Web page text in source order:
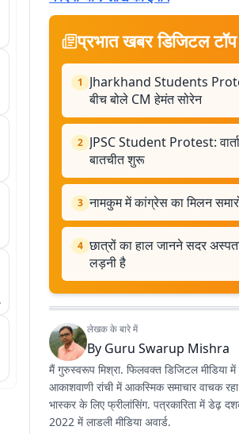
प्रभात खबर डिजिटल टॉप
1
Jharkhand Students
बीच बोले CM हेमंत सोरेन
2 JPSC Student Protest:
बातचीत शुरू
3 नामकुम में कांग्रेस का मिलन
4 छात्रों का हाल जानने सदर
लड़नी है
लेखक के बारे में
By Guru Swarup Mishra
मैं गुरुस्वरूप मिश्रा. फिलवक्त डिजिटल मीडिया
आकाशवाणी रांची में आकस्मिक समाचार वाचक रहा.
भास्कर के लिए फ्रीलांसिंग. पत्रकारिता में डेढ़
2022 में लाडली मीडिया अवार्ड.